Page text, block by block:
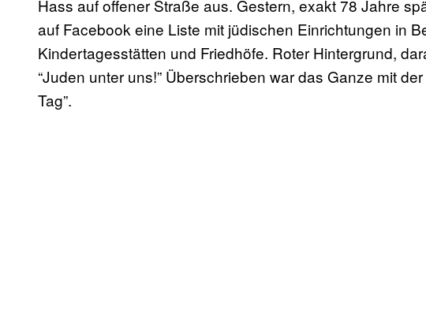
Hass auf offener Straße aus. Gestern, exakt 78 Jahre
auf Facebook eine Liste mit jüdischen Einrichtungen in
Kindertagesstätten und Friedhöfe. Roter Hintergrund,
“Juden unter uns!” Überschrieben war das Ganze mit
Tag”.